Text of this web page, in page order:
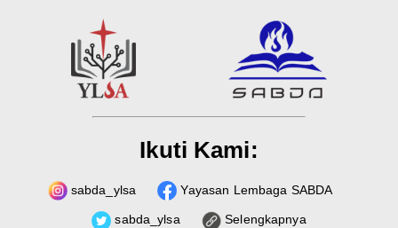
Ikuti Kami:
sabda_ylsa Yayasan Lembaga SABDA
sabda_ylsa Selengkapnya